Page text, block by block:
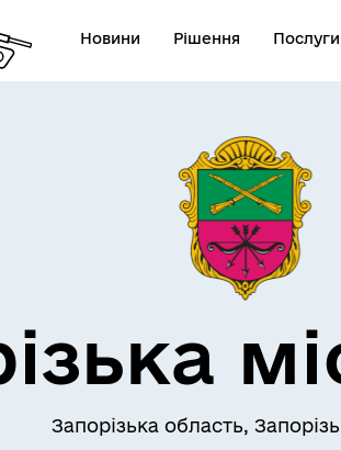
Новини Рішення Послуги
ПРО
Запорізька область,